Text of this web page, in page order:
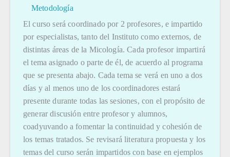
Metodología
El curso será coordinado por 2 profesores, e impartido
por especialistas, tanto del Instituto como externos, de
distintas áreas de la Micología. Cada profesor impartirá
el tema asignado o parte de él, de acuerdo al programa
que se presenta abajo. Cada tema se verá en uno a dos
días y al menos uno de los coordinadores estará
presente durante todas las sesiones, con el propósito de
generar discusión entre profesor y alumnos,
coadyuvando a fomentar la continuidad y cohesión de
los temas tratados. Se revisará literatura propuesta y los
temas del curso serán impartidos con base en ejemplos